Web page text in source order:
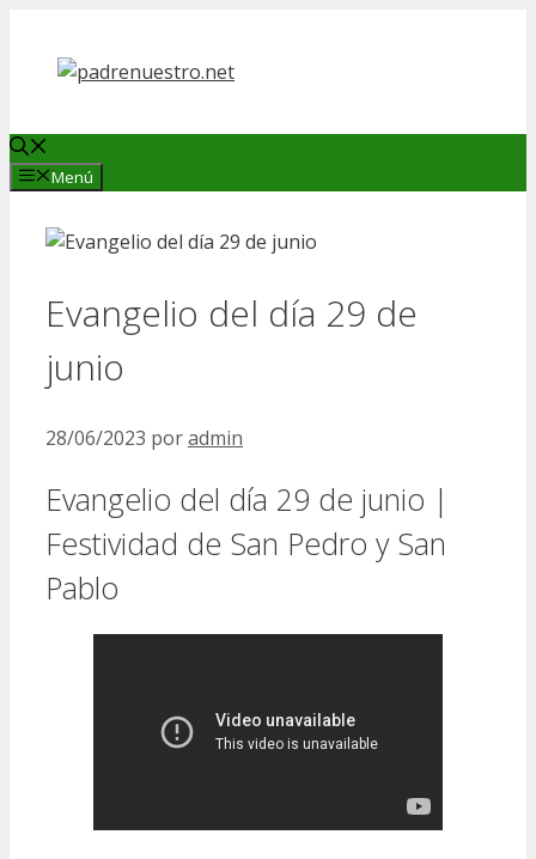
contenido
Menú
Evangelio del día 29 de
junio
28/06/2023 poradmin
Evangelio del día 29 de junio |
Festividad de San Pedro y San
Pablo